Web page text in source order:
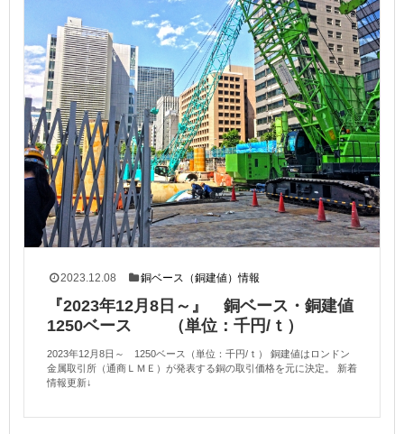
2023.12.08 銅ベース（銅建値）情報
『2023年12月8日～』 銅ベース・銅建値
1250ベース （単位：千円/ｔ）
2023年12月8日～ 1250ベース（単位：千円/ｔ） 銅建値はロンドン
金属取引所（通商ＬＭＥ）が発表する銅の取引価格を元に決定。 新着
情報更新↓